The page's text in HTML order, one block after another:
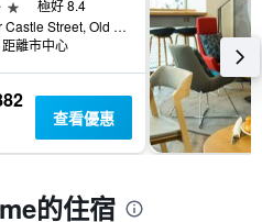
極好 8.4
2 Lower Castle Street, Old Market, 布里斯托爾, 英國
離市中心
查看優惠
的住宿